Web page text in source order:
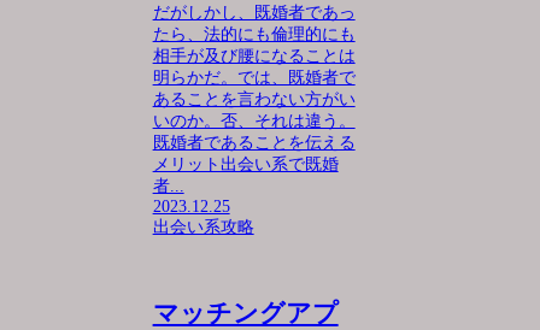
だがしかし、既婚者であっ
たら、法的にも倫理的にも
相手が及び腰になることは
明らかだ。では、既婚者で
あることを言わない方がい
いのか。否、それは違う。
既婚者であることを伝える
メリット出会い系で既婚
者...
2023.12.25
出会い系攻略
マッチングアプ